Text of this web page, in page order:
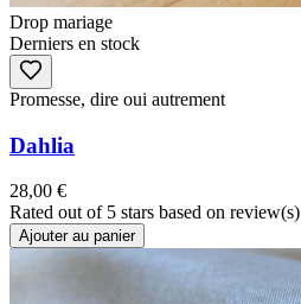
Drop mariage
Derniers en stock
Promesse, dire oui autrement
Dahlia
28,00 €
Rated out of 5 stars based on review(s)
Ajouter au panier